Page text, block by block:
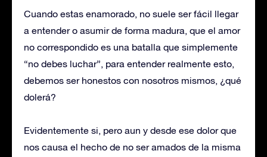
Cuando estas enamorado, no suele ser fácil llegar
a entender o asumir de forma madura, que el amor
no correspondido es una batalla que simplemente
“no debes luchar”, para entender realmente esto,
debemos ser honestos con nosotros mismos, ¿qué
dolerá?
Evidentemente si, pero aun y desde ese dolor que
nos causa el hecho de no ser amados de la misma